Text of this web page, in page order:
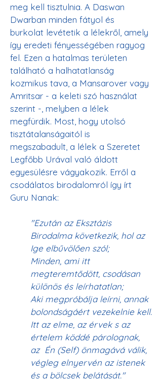
meg kell tisztulnia. A Daswan
Dwarban minden fátyol és
burkolat levétetik a lélekről, amely
így eredeti fényességében ragyog
fel. Ezen a hatalmas területen
található a halhatatlanság
kozmikus tava, a Mansarover vagy
Amritsar - a keleti szó használat
szerint -, melyben a lélek
megfürdik. Most, hogy utolsó
tisztátalanságaitól is
megszabadult, a lélek a Szeretet
Legfőbb Urával való áldott
egyesülésre vágyakozik. Erről a
csodálatos birodalomról így írt
Guru Nanak:
"Ezután az Eksztázis
Birodalma következik, hol az
Ige elbűvölően szól;
Minden, ami itt
megteremtődött, csodásan
különös és leírhatatlan;
Aki megpróbálja leírni, annak
bolondságáért vezekelnie kell.
Itt az elme, az érvek s az
értelem köddé párolognak,
az  Én (Self) önmagává válik,
végleg elnyervén az istenek
és a bölcsek belátását."